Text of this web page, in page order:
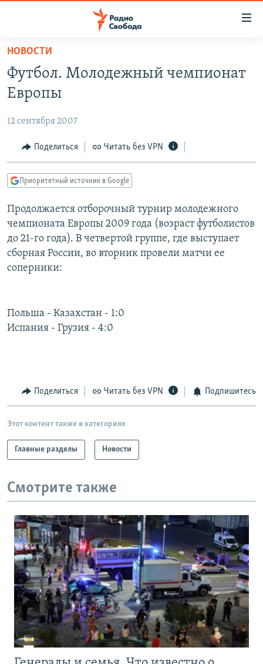
упрощенного
доступа
Вернуться
основному
Вернутся
главной
навигации
Вернутся
поиску
ПРОГРАММЫ
ПОДКАСТЫ
АВТОРСКИЕ ПРОЕКТЫ
ЦИТАТЫ СВОБОДЫ
МНЕНИЯ
IDEL.РЕАЛИИ
КАВКАЗ.РЕАЛИИ
СЕВЕР.РЕАЛИИ
СИБИРЬ.РЕАЛИИ
РАСПИСАНИЕ ВЕЩАНИЯ
СОЦИАЛЬНЫЕ СЕТИ
Все сайты РСЕ/РС
НОВОСТИ
Футбол. Молодежный чемпионат
Европы
12 сентября 2007
Поделиться Читать без VPN
Приоритетный источник в Google
Продолжается отборочный турнир молодежного
чемпионата Европы 2009 года (возраст футболистов
до 21-го года). В четвертой группе, где выступает
сборная России, во вторник провели матчи ее
соперники:
Польша - Казахстан - 1:0
Испания - Грузия - 4:0
Поделиться Читать без VPN Подпишитесь
Этот контент также в категориях
Главные разделы Новости
Смотрите также